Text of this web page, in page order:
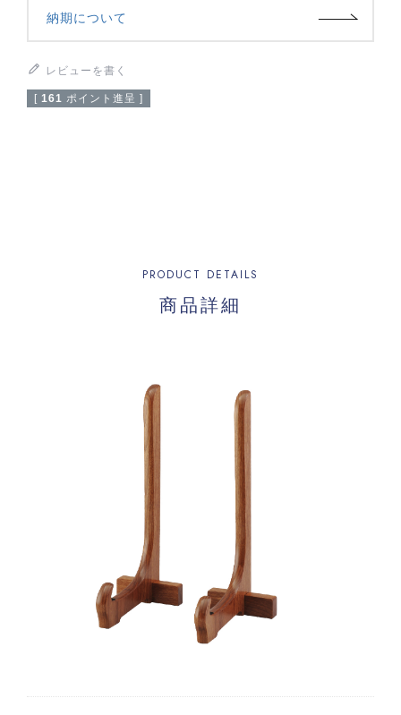
納期について
レビューを書く
[ 161 ポイント進呈 ]
商品詳細
PRODUCT DETAILS